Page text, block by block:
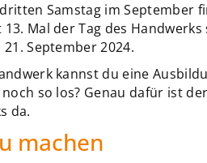
Samstag im September
Mal der Tag des
September 2024.
kannst du eine
so los? Genau dafür ist
da.
machen